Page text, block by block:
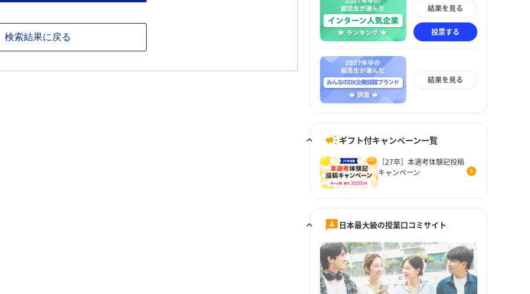
検索結果に戻る
結果を見る
投票する
結果を見る
ギフト付キャンペーン一覧
［27卒］本選考体験記投稿
キャンペーン
日本最大級の授業口コミサイト